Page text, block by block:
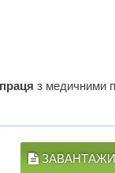
з медичними